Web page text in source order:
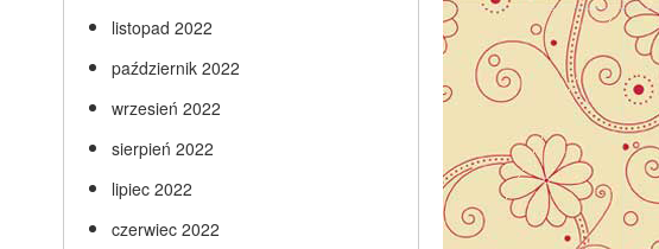
listopad 2022
październik 2022
wrzesień 2022
sierpień 2022
lipiec 2022
czerwiec 2022